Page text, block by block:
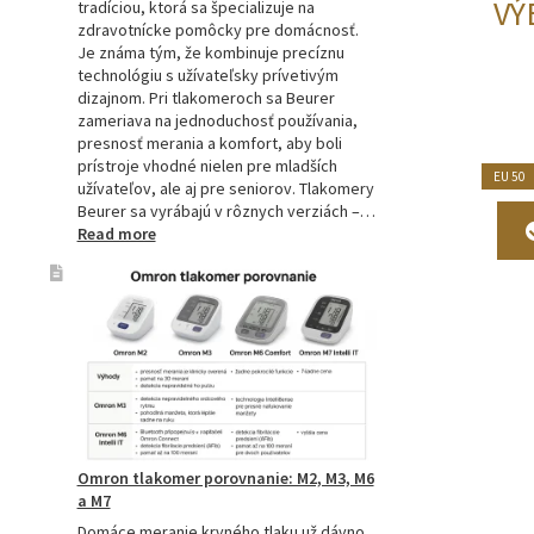
EU 50
tradíciou, ktorá sa špecializuje na
zdravotnícke pomôcky pre domácnosť.
Je známa tým, že kombinuje precíznu
technológiu s užívateľsky prívetivým
dizajnom. Pri tlakomeroch sa Beurer
zameriava na jednoduchosť používania,
presnosť merania a komfort, aby boli
prístroje vhodné nielen pre mladších
užívateľov, ale aj pre seniorov. Tlakomery
Beurer sa vyrábajú v rôznych verziách –…
Read more:
tlakomery
spoľahlivý
pomocník
pre
zdravie
Omron tlakomer porovnanie: M2, M3, M6
a M7